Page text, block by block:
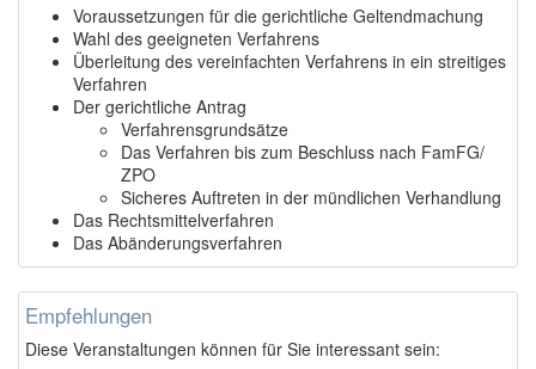
Voraussetzungen für die gerichtliche Geltendmachung
Wahl des geeigneten Verfahrens
Überleitung des vereinfachten Verfahrens in ein streitiges
Verfahren
Der gerichtliche Antrag
Verfahrensgrundsätze
Das Verfahren bis zum Beschluss nach FamFG/
ZPO
Sicheres Auftreten in der mündlichen Verhandlung
Das Rechtsmittelverfahren
Das Abänderungsverfahren
Empfehlungen
Diese Veranstaltungen können für Sie interessant sein: